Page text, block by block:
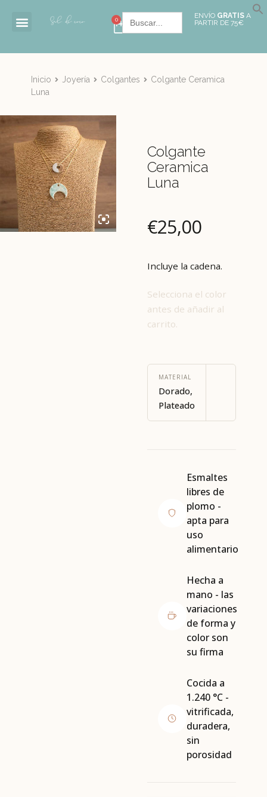
0 Buscar: ENVÍO GRATIS A
PARTIR DE 75€
Inicio Joyería Colgantes
Colgante Ceramica
Luna
Colgante
Ceramica
Luna
€25,00
Incluye la cadena.
Selecciona el color
antes de añadir al
carrito.
MATERIAL
Dorado,
Plateado
Esmaltes
libres de
plomo -
apta para
uso
alimentario
Hecha a
mano - las
variaciones
de forma y
color son
su firma
Cocida a
1.240 °C -
vitrificada,
duradera,
sin
porosidad